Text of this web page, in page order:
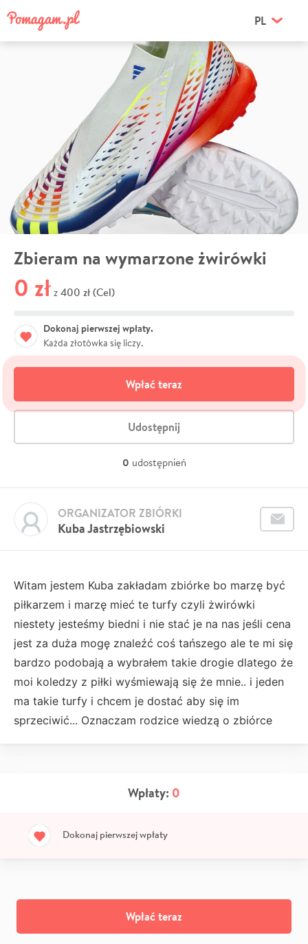
PL
Zbieram na wymarzone żwirówki
0 zł z 400 zł (Cel)
Dokonaj pierwszej wpłaty.
Każda złotówka się liczy.
Wpłać teraz
Udostępnij
0 udostępnień
Kuba Jastrzębiowski
ORGANIZATOR ZBIÓRKI
Witam jestem Kuba zakładam zbiórke bo marzę być
piłkarzem i marzę mieć te turfy czyli żwirówki
niestety jesteśmy biedni i nie stać je na nas jeśli cena
jest za duża mogę znaleźć coś tańszego ale te mi się
bardzo podobają a wybrałem takie drogie dlatego że
moi koledzy z piłki wyśmiewają się że mnie.. i jeden
ma takie turfy i chcem je dostać aby się im
sprzeciwić... Oznaczam rodzice wiedzą o zbiórce
Wpłaty: 0
Dokonaj pierwszej wpłaty
Wpłać teraz